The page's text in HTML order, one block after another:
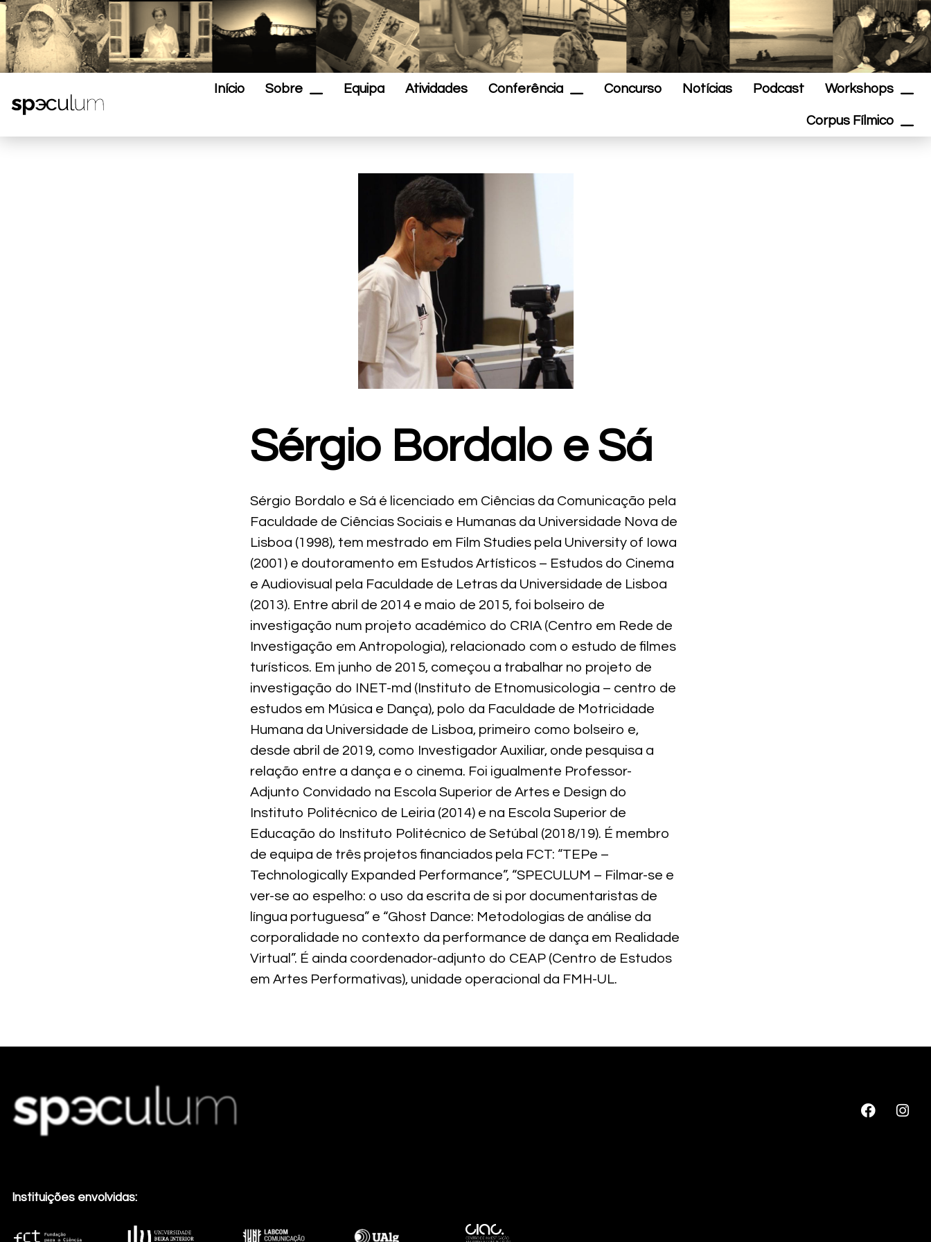
Início Sobre Equipa Atividades Conferência Concurso Notícias Podcast Workshops
Corpus Fílmico
Sérgio Bordalo e Sá
Sérgio Bordalo e Sá é licenciado em Ciências da Comunicação pela
Faculdade de Ciências Sociais e Humanas da Universidade Nova de
Lisboa (1998), tem mestrado em Film Studies pela University of Iowa
(2001) e doutoramento em Estudos Artísticos – Estudos do Cinema
e Audiovisual pela Faculdade de Letras da Universidade de Lisboa
(2013). Entre abril de 2014 e maio de 2015, foi bolseiro de
investigação num projeto académico do CRIA (Centro em Rede de
Investigação em Antropologia), relacionado com o estudo de filmes
turísticos. Em junho de 2015, começou a trabalhar no projeto de
investigação do INET-md (Instituto de Etnomusicologia – centro de
estudos em Música e Dança), polo da Faculdade de Motricidade
Humana da Universidade de Lisboa, primeiro como bolseiro e,
desde abril de 2019, como Investigador Auxiliar, onde pesquisa a
relação entre a dança e o cinema. Foi igualmente Professor-
Adjunto Convidado na Escola Superior de Artes e Design do
Instituto Politécnico de Leiria (2014) e na Escola Superior de
Educação do Instituto Politécnico de Setúbal (2018/19). É membro
de equipa de três projetos financiados pela FCT: “TEPe –
Technologically Expanded Performance”, “SPECULUM – Filmar-se e
ver-se ao espelho: o uso da escrita de si por documentaristas de
língua portuguesa” e “Ghost Dance: Metodologias de análise da
corporalidade no contexto da performance de dança em Realidade
Virtual”. É ainda coordenador-adjunto do CEAP (Centro de Estudos
em Artes Performativas), unidade operacional da FMH-UL.
Instituições envolvidas: